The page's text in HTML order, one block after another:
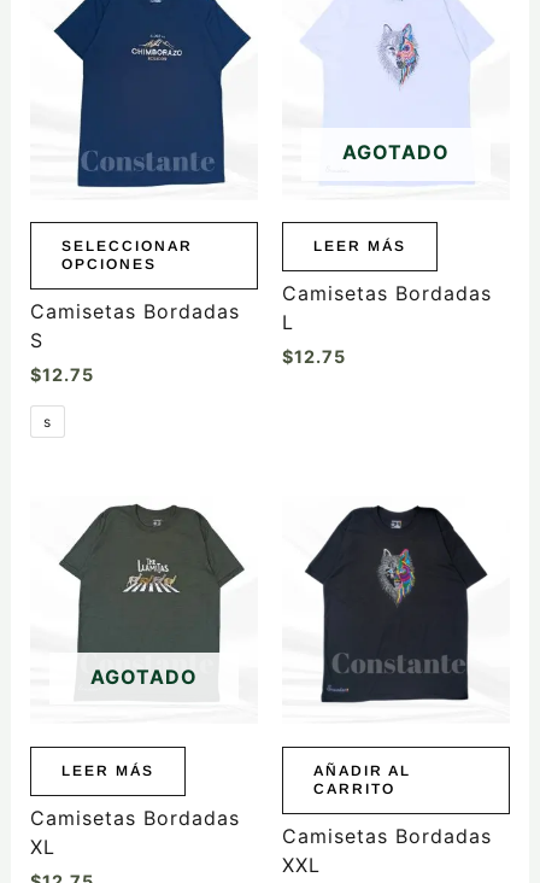
SELECCIONAR
OPCIONES
producto
tiene
variantes.
opciones
pueden
elegir
la
página
de
producto
Camisetas Bordadas
S
$12.75
s
AGOTADO
LEER MÁS
Camisetas Bordadas
L
$12.75
AGOTADO
LEER MÁS
Camisetas Bordadas
XL
AÑADIR AL
CARRITO
Camisetas Bordadas
XXL